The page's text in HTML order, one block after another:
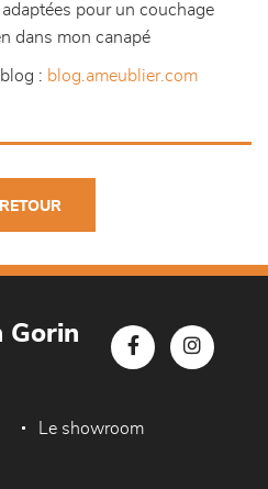
pour un couchage
dans mon canapé
: blog.ameublier.com
RETOUR
Gorin
Le showroom